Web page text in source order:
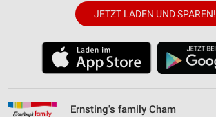
JETZT LADEN UND SPAREN!
Ernsting's family Cham